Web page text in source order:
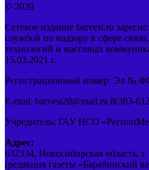
© 2020
Сетевое издание barvest.ru
службой по надзору в сфере
технологий и массовых
15.03.2021 г.
Регистрационный номер: Эл №
E-mail: barvest20@mail.ru 8(383-
Учредитель: ГАУ НСО
Адрес:
632334, Новосибирская область,
(редакция газеты «Барабинский